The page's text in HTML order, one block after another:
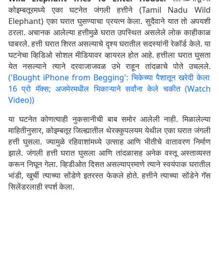
कोइम्बतूरमध्ये एका घटनेत जंगली हत्तीने (Tamil Nadu Wild
Elephant) एका घरात घुसण्याचा प्रयत्न केला. सुदैवाने यात तो अपयशी
ठरला. अचानक आलेल्या हत्तीमुळे घरात उपस्थित असलेले लोक काहीकाळ
घाबरले. हत्ती घरात शिरत असल्याचे दृश्य घरातील सदस्यांनी रेकॉर्ड केले. या
घटनेचा व्हिडिओ सोशल मीडियावर व्हायरल होत आहे. हत्तीला घरात घुसता
येत नसल्याने त्याने दरवाजाजवळ उभे राहून तांदळाचे पोते उचलले.
('Bought iPhone from Begging': भिकेच्या पैशातून खरेदी केला
16 प्रो मॅक्स; अजमेरमधील भिकाऱ्याने सर्वांना केले चकीत (Watch
Video))
या घटनेत कोणत्याही नुकसानीची बाब समोर आलेली नाही. मिळालेल्या
माहितीनुसार, कोइम्बतूर जिल्ह्यातील थेरक्कुपलयम येथील एका घरात जंगली
हत्ती घुसला. ज्यामुळे रहिवाशांमध्ये उत्साह आणि भीतीचे वातावरण निर्माण
झाले. जंगली हत्ती घरात घुसला आणि तांदळासह अनेक वस्तू अस्ताव्यस्त
करून निघून गेला. व्हिडीओत दिसत असल्याप्रमाणे त्याने स्वयंपाक घरातील
भांडी, खुर्ची त्याच्या सोंडेणे इतरस्त फेकले होते. हत्तीने त्याच्या सोंडेने गॅस
सिलेंडरलाही स्पर्श केला.